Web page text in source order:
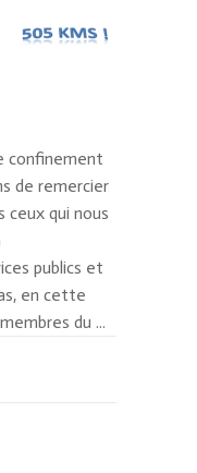
confinement
de remercier
qui nous
publics et
en cette
du ...